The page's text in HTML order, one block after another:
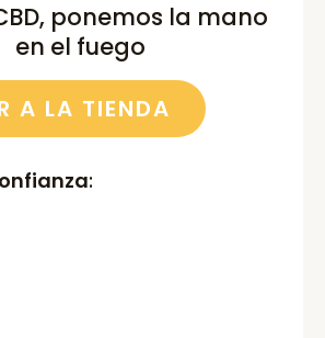
ponemos la mano
en el fuego
A LA TIENDA
: